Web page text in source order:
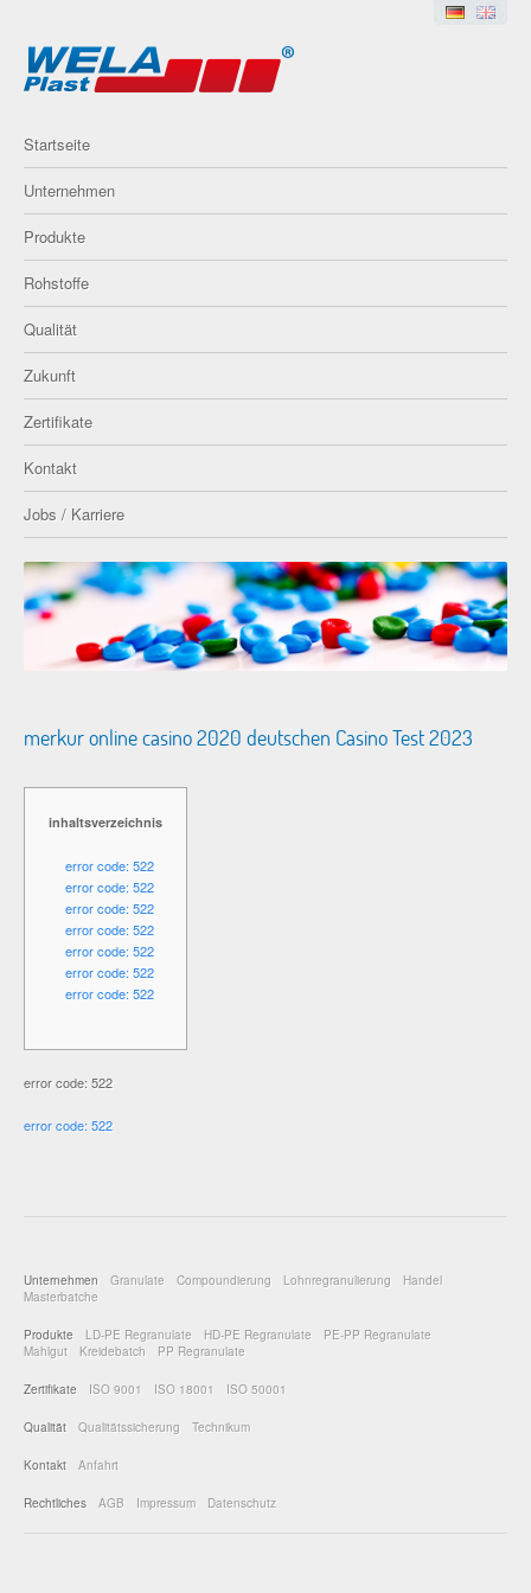
Startseite
Unternehmen
Produkte
Rohstoffe
Qualität
Zukunft
Zertifikate
Kontakt
Jobs / Karriere
merkur online casino 2020 deutschen Casino Test 2023
inhaltsverzeichnis
error code: 522
error code: 522
error code: 522
error code: 522
error code: 522
error code: 522
error code: 522
error code: 522
error code: 522
Unternehmen Granulate Compoundierung Lohnregranulierung
Handel
Masterbatche
Produkte LD-PE Regranulate HD-PE Regranulate
PE-PP Regranulate
Mahlgut
Kreidebatch PP Regranulate
Zertifikate ISO 9001 ISO 18001 ISO 50001
Qualität Qualitätssicherung Technikum
Kontakt Anfahrt
Rechtliches AGB Impressum Datenschutz